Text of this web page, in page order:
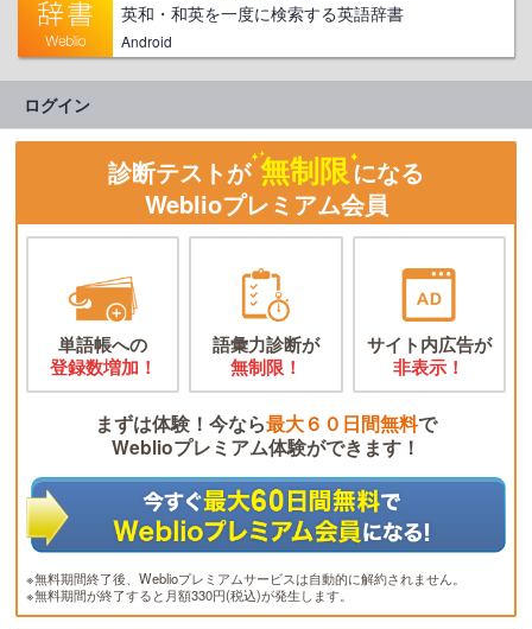
英和・和英を一度に検索する英語辞書
Android
ログイン
診断テストが 無制限になる
Weblioプレミアム会員
単語帳への
登録数増加！
語彙力診断が
無制限！
サイト内広告が
非表示！
まずは体験！今なら最大６０日間無料で
Weblioプレミアム体験ができます！
※無料期間終了後、Weblioプレミアムサービスは自動的に解約されません。
※無料期間が終了すると月額330円(税込)が発生します。